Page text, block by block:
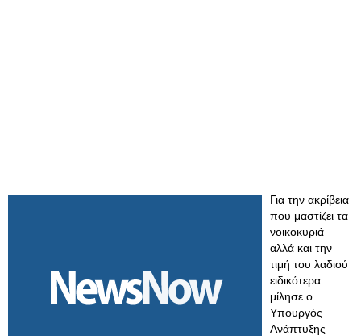
Για την ακρίβεια
που μαστίζει τα
νοικοκυριά
αλλά και την
τιμή του λαδιού
ειδικότερα
μίλησε ο
Υπουργός
Ανάπτυξης